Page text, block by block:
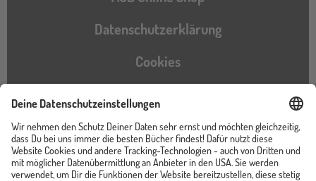
Datenschutzerklärung
Cookies
Barrierefreiheitserklärung
Instagram
TikTokPinterestYouTubeFacebook